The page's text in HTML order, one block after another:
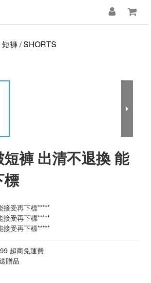
短褲 / SHORTS
褲 出清不退換 能
標
接受再下標*****
接受再下標*****
接受再下標*****
超商免運費
贈品